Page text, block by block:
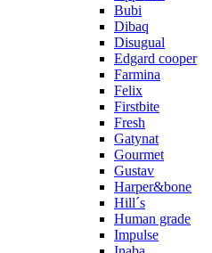
Bubi
Dibaq
Disugual
Edgard cooper
Farmina
Felix
Firstbite
Fresh
Gatynat
Gourmet
Gustav
Harper&bone
Hill´s
Human grade
Impulse